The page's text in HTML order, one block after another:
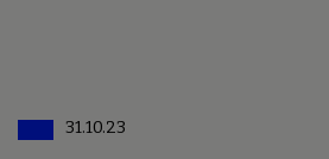
31.10.23